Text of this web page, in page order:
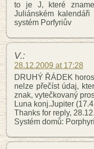
to je J, které
Juliánském
systém Porfyriův
V.:
28.12.2009 at 17:28
DRUHÝ ŘÁDEK
nelze přečíst údaj,
znak, vytečkovaný
Luna konj.Jupiter
Thanks for reply,
Systém domů: